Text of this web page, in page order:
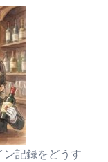
記録をどうす